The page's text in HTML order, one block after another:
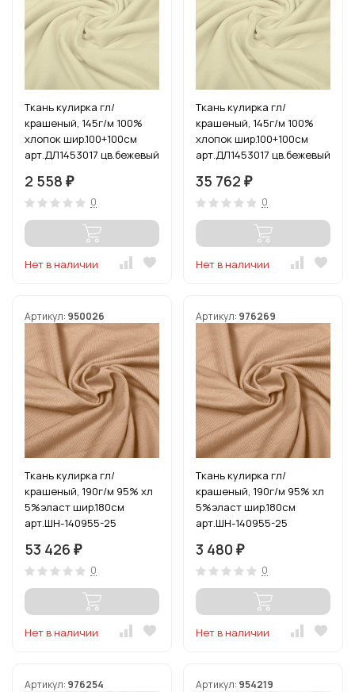
Ткань кулирка гл/
крашеный, 145г/м 100%
хлопок шир.100+100см
арт.ДЛ1453017 цв.бежевый
2 558 ₽
0
Нет в наличии
Ткань кулирка гл/
крашеный, 145г/м 100%
хлопок шир.100+100см
арт.ДЛ1453017 цв.бежевый
35 762 ₽
0
Нет в наличии
Артикул: 950026
Ткань кулирка гл/
крашеный, 190г/м 95% хл
5%эласт шир.180см
арт.ШН-140955-25
54-80м (1кг-2,7м)
53 426 ₽
0
Нет в наличии
Артикул: 976269
Ткань кулирка гл/
крашеный, 190г/м 95% хл
5%эласт шир.180см
арт.ШН-140955-25
(1кг-2,7м)
3 480 ₽
0
Нет в наличии
Артикул: 976254 Артикул: 954219